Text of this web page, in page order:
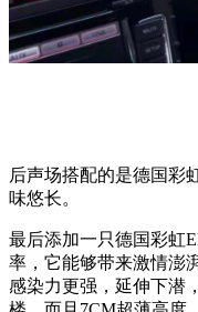
后声场搭配的是德国彩
味悠长。
最后添加一只德国彩虹
率， 它能够带来激情澎
感染力更强 ，延伸下潜